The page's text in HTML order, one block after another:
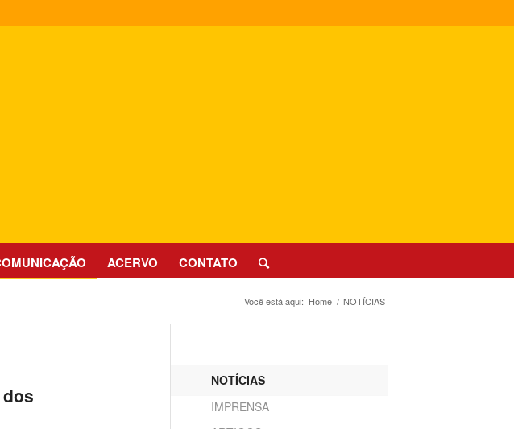
ACERVO CONTATO
Você está aqui: Home / NOTÍCIAS
NOTÍCIAS
IMPRENSA